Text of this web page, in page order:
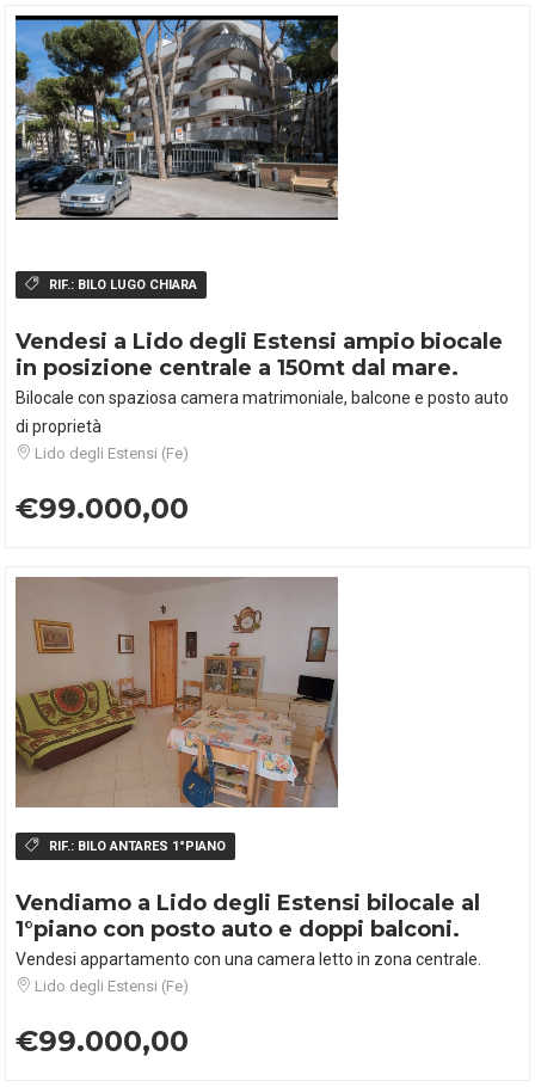
RIF.: BILO LUGO CHIARA
Vendesi a Lido degli Estensi ampio biocale
in posizione centrale a 150mt dal mare.
Bilocale con spaziosa camera matrimoniale, balcone e posto auto
di proprietà
Lido degli Estensi (Fe)
€99.000,00
RIF.: BILO ANTARES 1°PIANO
Vendiamo a Lido degli Estensi bilocale al
1°piano con posto auto e doppi balconi.
Vendesi appartamento con una camera letto in zona centrale.
Lido degli Estensi (Fe)
€99.000,00